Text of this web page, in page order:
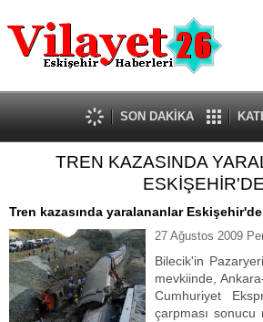
Güncel
Ekonomi
Politika
Eğitim
Spor
Kültür-Sanat
Röportaj
Tanıtım Yazısı
SON DAKİKA
TREN KAZASINDA
ESKİŞEHİR'DE
Tren kazasında yaralananlar Eskişehir'de
27 Ağustos 2009
Bilecik'in
mevkiinde,
Cumhuriyet
çarpması sonucu